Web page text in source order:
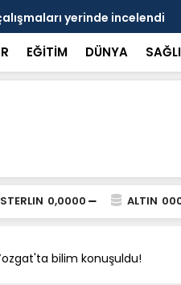
yerinde incelendi
EĞİTİM DÜNYA
STERLIN 0,0000 ALTIN
bilim konuşuldu!